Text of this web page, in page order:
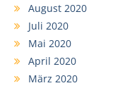
August 2020
Juli 2020
Mai 2020
April 2020
März 2020